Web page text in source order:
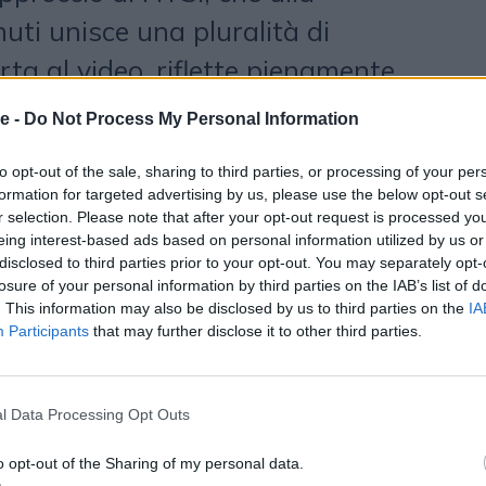
- Do Not Process My Personal Information
opt-out of the sale, sharing to third parties, or processing of your
for targeted advertising by us, please use the below opt-out
selection. Please note that after your opt-out request is processed
interest-based ads based on personal information utilized by us
to third parties prior to your opt-out. You may separately
of your personal information by third parties on the IAB’s list of
This information may also be disclosed by us to third parties on the
Participants that may further disclose it to other third parties.
Data Processing Opt Outs
opt-out of the Sharing of my personal data.
unisce una pluralità di
al video, riflette pienamente
Ore verso una dimensione
multimediale».
è oggetto di una campagna
Serviceplan, su mezzi
del Gruppo Il Sole 24 ORE, su
di Milano e sui circuiti digitali
Milano. HTSI sarà inoltre
HTSI alle principali